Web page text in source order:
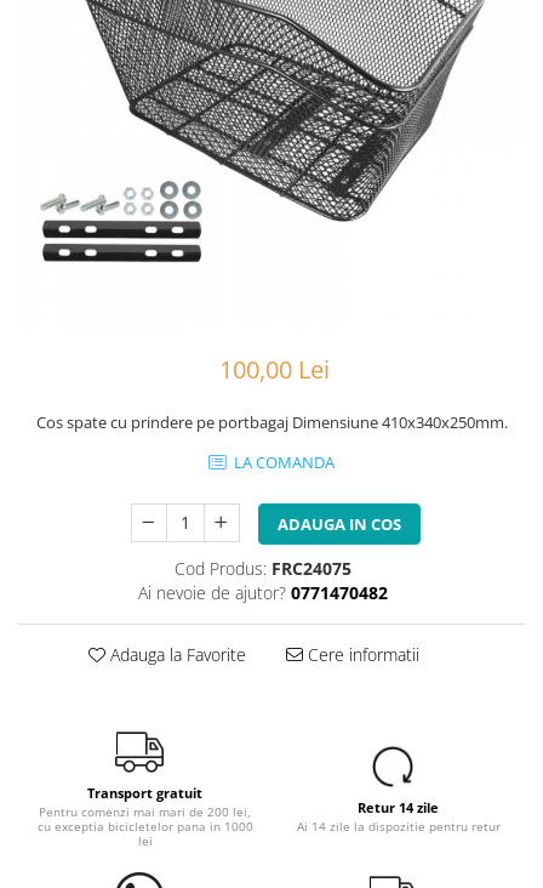
Reflectorizante
Roti ajutatoare
Suporturi auto
Manete schimbator
Mansoane & Ghidoline
Pinioane
Pipe
Roti
Schimbatoare si accesorii
100,00 Lei
Cos spate cu prindere pe portbagaj Dimensiune 410x340x250mm.
LA COMANDA
ADAUGA IN COS
Cod Produs: FRC24075
Ai nevoie de ajutor? 0771470482
Adauga la Favorite Cere informatii
Transport gratuit
Pentru comenzi mai mari de 200 lei,
cu exceptia bicicletelor pana in 1000
lei
Retur 14 zile
Ai 14 zile la dispozitie pentru retur